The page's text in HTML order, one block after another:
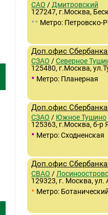
САО / Дмитровский
127247, г.Москва,
•• Метро: Петровско-
Доп.офис
СЗАО /Северное
125480, г.Москва,
• Метро: Планерная
Доп.офис
СЗАО / Южное Тушино
125363, г.Москва, б-р
• Метро: Сходненская
Доп.офис
СВАО /
129323, г. Москва, ул.
• Метро: